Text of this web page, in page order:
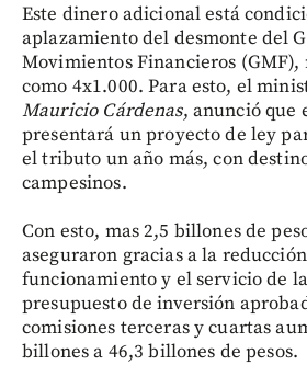
Este dinero adicional está
aplazamiento del desmonte del
Movimientos Financieros (GMF),
como 4x1.000. Para esto, el
Mauricio Cárdenas, anunció que
presentará un proyecto de ley
el tributo un año más, con
campesinos.
Con esto, mas 2,5 billones de
aseguraron gracias a la
funcionamiento y el servicio de
presupuesto de inversión
comisiones terceras y cuartas
billones a 46,3 billones de pesos.